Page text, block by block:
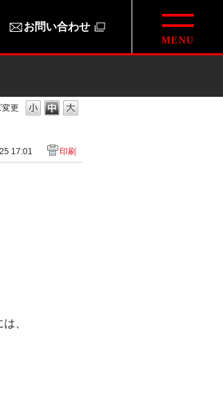
お問い合わせ
更
17:01 印刷
、